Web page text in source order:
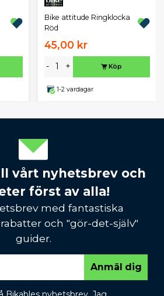
Bike attitude Ringklocka
Röd
45,00 kr
- + Köp
1-2 vardagar
vårt nyhetsbrev och
först av alla!
med fantastiska
och "gör-det-själv"
guider.
Anmäl dig